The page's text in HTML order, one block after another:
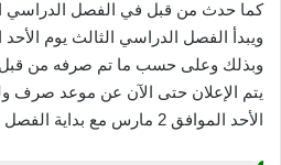
كما حدث من قبل في الفصل الدراسي
وبذلك وعلى حسب ما تم صرفه من قبل
يتم الإعلان حتى الآن عن موعد صرف
الأحد الموافق 2 مارس مع بداية الفصل الدراسي الثالث.